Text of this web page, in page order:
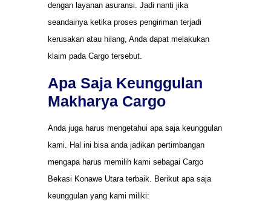
dengan layanan asuransi. Jadi nanti jika
seandainya ketika proses pengiriman terjadi
kerusakan atau hilang, Anda dapat melakukan
klaim pada Cargo tersebut.
Apa Saja Keunggulan
Makharya Cargo
Anda juga harus mengetahui apa saja keunggulan
kami. Hal ini bisa anda jadikan pertimbangan
mengapa harus memilih kami sebagai Cargo
Bekasi Konawe Utara terbaik. Berikut apa saja
keunggulan yang kami miliki: